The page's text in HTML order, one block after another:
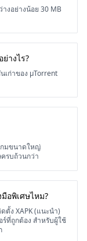
งอย่างน้อย 30 MB
างไร?
เก่าของ μTorrent
กมขนาดใหญ่
รบถ้วนกว่า
อพิเศษไหม?
ตั้ง XAPK (แนะนำ)
ร์ที่ถูกต้อง สำหรับผู้ใช้